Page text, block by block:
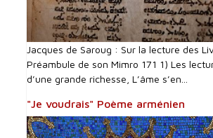
Jacques de Saroug : Sur la lecture des
Préambule de son Mimro 171 1) Les
d’une grande richesse, L’âme s’en...
"Je voudrais" Poème arménien